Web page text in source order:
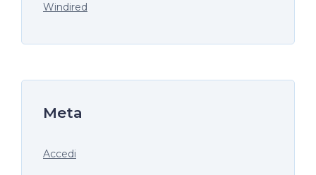
Windired
Meta
Accedi